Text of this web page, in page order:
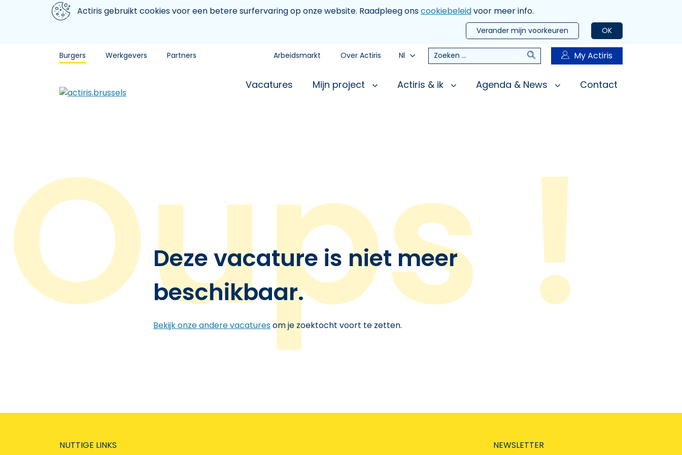
Aller au contenu principal
We gebruiken cookiesActiris gebruikt cookies voor een betere surfervaring op onze website. Raadpleeg onscookiebeleidvoor meer info.
OK
Verander mijn voorkeuren
Burgers Werkgevers Partners Arbeidsmarkt Over Actiris Nl Zoeken Zoeken My Actiris
Vacatures Mijn project Actiris & ik Agenda & News Contact
Deze vacature is niet meer
beschikbaar.
Bekijk onze andere vacaturesom je zoektocht voort te zetten.
NUTTIGE LINKS NEWSLETTER